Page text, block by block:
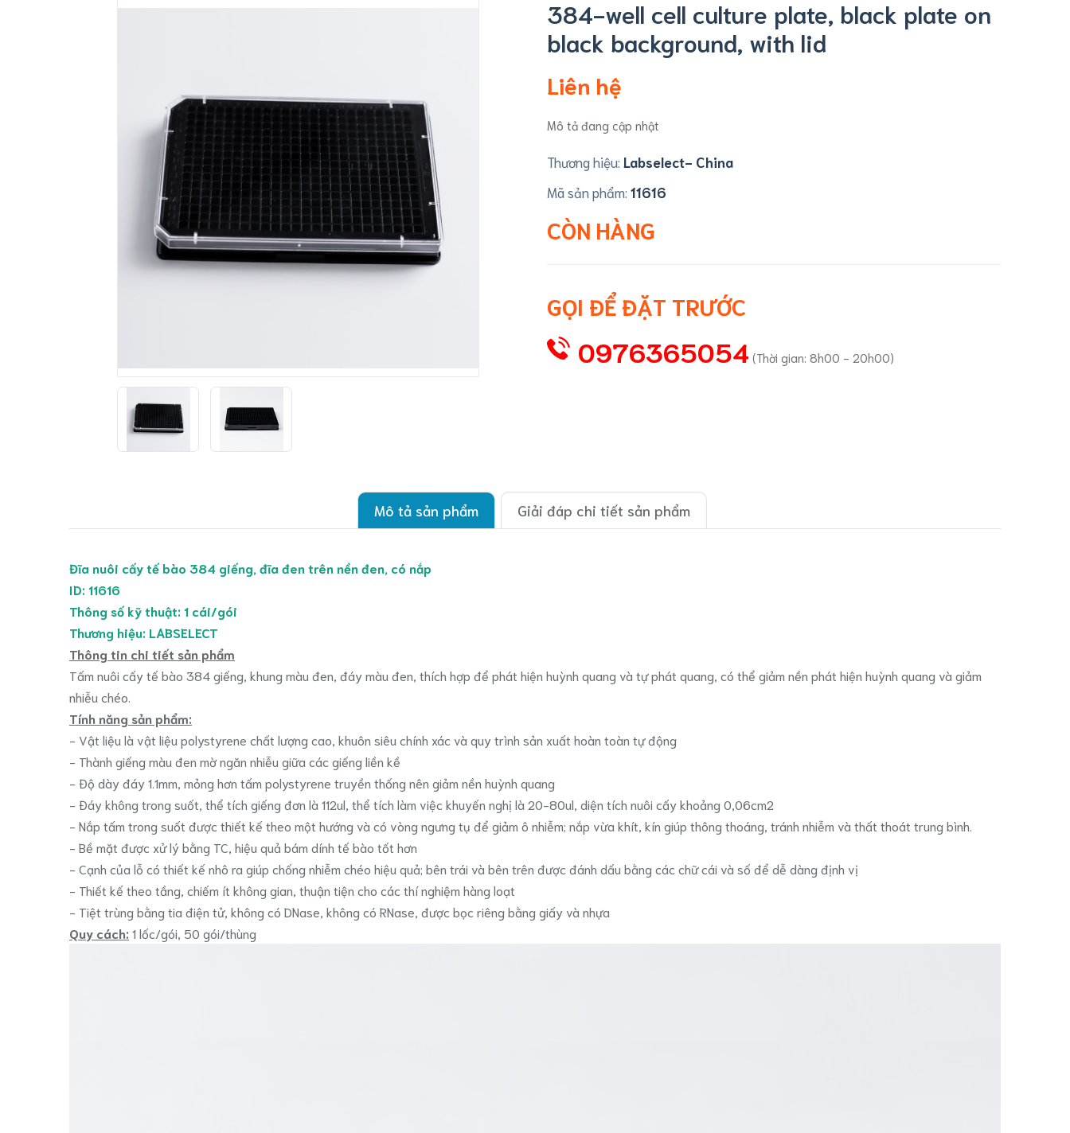
384-well cell culture plate, black plate on
black background, with lid
Liên hệ
Mô tả đang cập nhật
Thương hiệu: Labselect- China
Mã sản phẩm: 11616
CÒN HÀNG
GỌI ĐỂ ĐẶT TRƯỚC
0976365054 (Thời gian: 8h00 - 20h00)
Mô tả sản phẩm Giải đáp chi tiết sản phẩm
Đĩa nuôi cấy tế bào 384 giếng, đĩa đen trên nền đen, có nắp
ID: 11616
Thông số kỹ thuật: 1 cái/gói
Thương hiệu: LABSELECT
Thông tin chi tiết sản phẩm
Tấm nuôi cấy tế bào 384 giếng, khung màu đen, đáy màu đen, thích hợp để phát hiện huỳnh quang và tự phát quang, có thể giảm nền phát hiện huỳnh quang và giảm
nhiễu chéo.
Tính năng sản phẩm:
- Vật liệu là vật liệu polystyrene chất lượng cao, khuôn siêu chính xác và quy trình sản xuất hoàn toàn tự động
- Thành giếng màu đen mờ ngăn nhiễu giữa các giếng liền kề
- Độ dày đáy 1.1mm, mỏng hơn tấm polystyrene truyền thống nên giảm nền huỳnh quang
- Đáy không trong suốt, thể tích giếng đơn là 112ul, thể tích làm việc khuyến nghị là 20-80ul, diện tích nuôi cấy khoảng 0,06cm2
- Nắp tấm trong suốt được thiết kế theo một hướng và có vòng ngưng tụ để giảm ô nhiễm; nắp vừa khít, kín giúp thông thoáng, tránh nhiễm và thất thoát trung bình.
- Bề mặt được xử lý bằng TC, hiệu quả bám dính tế bào tốt hơn
- Cạnh của lỗ có thiết kế nhô ra giúp chống nhiễm chéo hiệu quả; bên trái và bên trên được đánh dấu bằng các chữ cái và số để dễ dàng định vị
- Thiết kế theo tầng, chiếm ít không gian, thuận tiện cho các thí nghiệm hàng loạt
- Tiệt trùng bằng tia điện tử, không có DNase, không có RNase, được bọc riêng bằng giấy và nhựa
Quy cách: 1 lốc/gói, 50 gói/thùng